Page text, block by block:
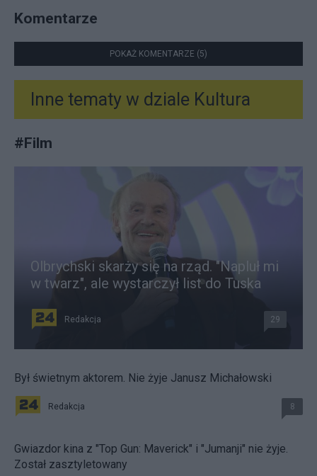
Komentarze
POKAŻ KOMENTARZE (5)
Inne tematy w dziale Kultura
#Film
Olbrychski skarży się na rząd. "Napluł mi
w twarz", ale wystarczył list do Tuska
Redakcja 29
Był świetnym aktorem. Nie żyje Janusz Michałowski
Redakcja 8
Gwiazdor kina z "Top Gun: Maverick" i "Jumanji" nie żyje.
Został zasztyletowany